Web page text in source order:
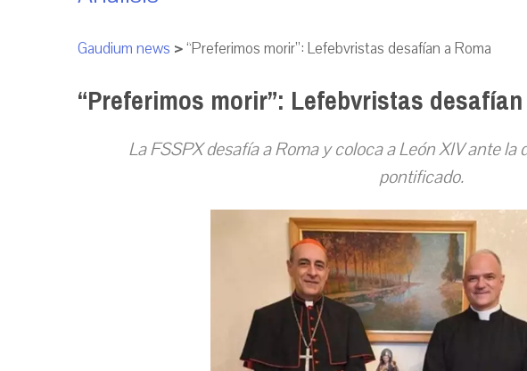
Gaudium news >“Preferimos morir”: Lefebvristas desafían a Roma
“Preferimos morir”: Lefebvristas
La FSSPX desafía a Roma y coloca a León XIV ante
pontificado.